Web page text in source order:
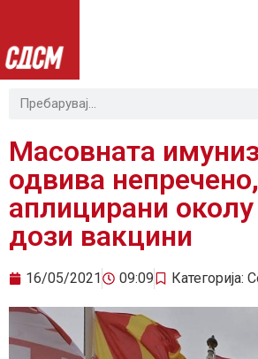
Масовната
одвива непречено,
аплицирани
дози вакцини
16/05/2021 09:09 Категорија: